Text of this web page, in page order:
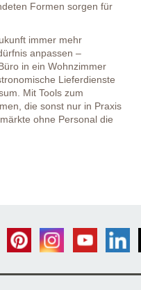
Formen sorgen für
immer mehr
anpassen –
in ein Wohnzimmer
Lieferdienste
Mit Tools zum
die sonst nur in Praxis
ohne Personal die